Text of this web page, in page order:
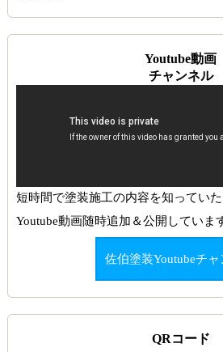
Youtube動画
チャンネル
短時間で塗装施工の内容を知っていた
Youtube動画随時追加＆公開していま
佐伯塗装Youtubeチ
QRコード